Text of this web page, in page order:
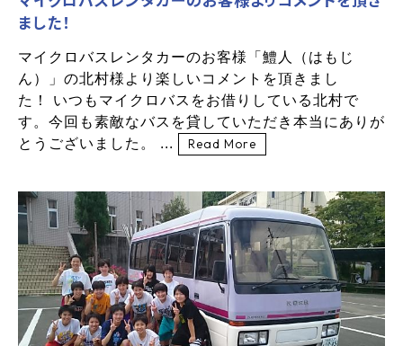
ました！
マイクロバスレンタカーのお客様「鱧人（はもじ
ん）」の北村様より楽しいコメントを頂きまし
た！ いつもマイクロバスをお借りしている北村で
す。今回も素敵なバスを貸していただき本当にありが
とうございました。 ...
Read More